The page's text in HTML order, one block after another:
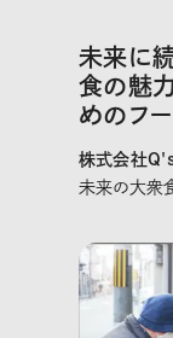
未来に
食の魅
めのフー
株式会社
未来の大衆